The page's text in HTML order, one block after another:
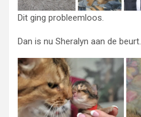
Dit ging probleemloos.
Dan is nu Sheralyn aan de beurt.